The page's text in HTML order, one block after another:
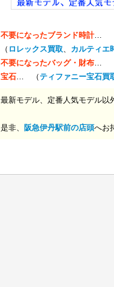
不要になったブランド時計…
（ ロレックス買取、 カルティエ
不要になったバッグ・財布…
宝石… （ティファニー宝石買
最新モデル、定番人気モデル以
是非、 阪急伊丹駅前の店頭へお